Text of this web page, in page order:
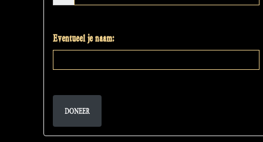
Eventueel je naam:
DONEER